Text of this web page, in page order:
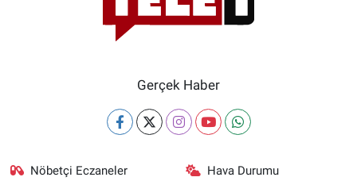
Gerçek Haber
Nöbetçi Eczaneler Hava Durumu